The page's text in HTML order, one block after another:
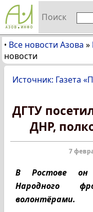
Поиск
• Все новости Азова »
новости
Источник: Газета
ДГТУ
ДНР,
7
В Ростове он
Народного
волонтёрами.